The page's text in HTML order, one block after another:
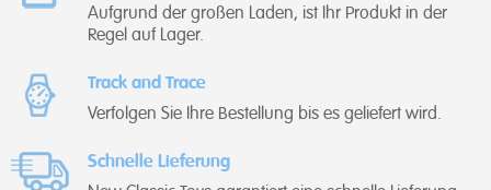
Aufgrund der großen Laden, ist Ihr Produkt in der
Regel auf Lager.
Track and Trace
Verfolgen Sie Ihre Bestellung bis es geliefert wird.
Schnelle Lieferung